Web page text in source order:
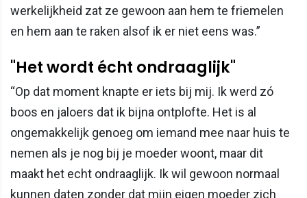
werkelijkheid zat ze gewoon aan hem te friemelen
en hem aan te raken alsof ik er niet eens was.”
"Het wordt écht ondraaglijk"
“Op dat moment knapte er iets bij mij. Ik werd zó
boos en jaloers dat ik bijna ontplofte. Het is al
ongemakkelijk genoeg om iemand mee naar huis te
nemen als je nog bij je moeder woont, maar dit
maakt het echt ondraaglijk. Ik wil gewoon normaal
kunnen daten zonder dat mijn eigen moeder zich